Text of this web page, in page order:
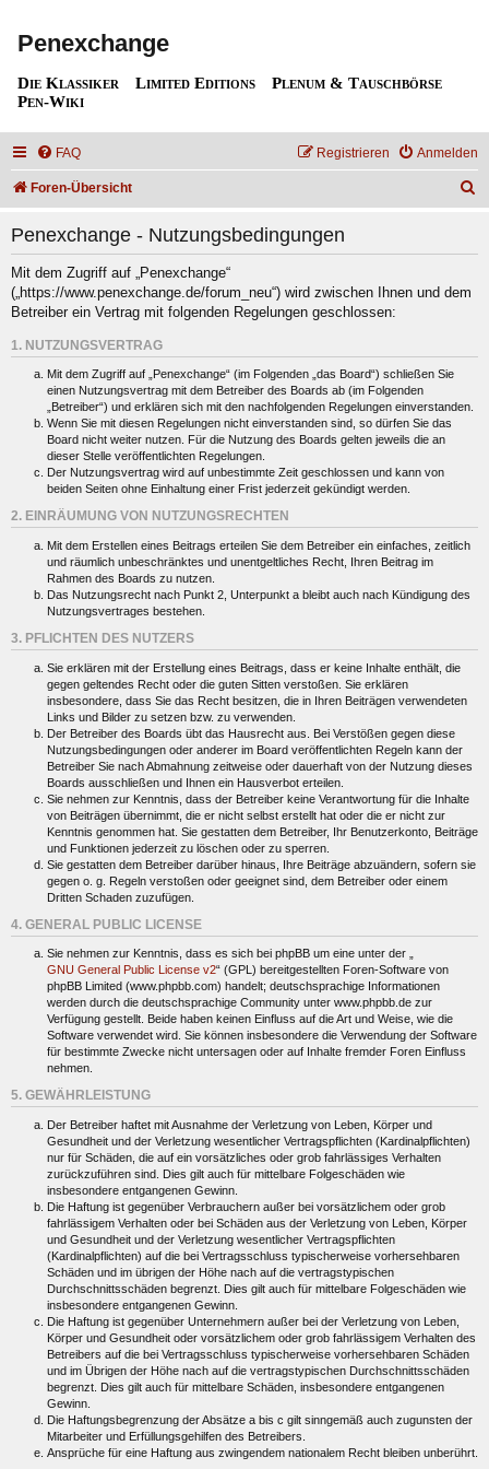
Penexchange
Die Klassiker Limited Editions
Plenum & Tauschbörse
Pen-Wiki
FAQ Anmelden
Registrieren
Foren-Übersicht
Penexchange - Nutzungsbedingungen
Mit dem Zugriff auf „Penexchange“
(„https://www.penexchange.de/forum_neu“) wird zwischen Ihnen und dem
Betreiber ein Vertrag mit folgenden Regelungen geschlossen:
1. NUTZUNGSVERTRAG
Mit dem Zugriff auf „Penexchange“ (im Folgenden „das Board“) schließen Sie
einen Nutzungsvertrag mit dem Betreiber des Boards ab (im Folgenden
„Betreiber“) und erklären sich mit den nachfolgenden Regelungen einverstanden.
Wenn Sie mit diesen Regelungen nicht einverstanden sind, so dürfen Sie das
Board nicht weiter nutzen. Für die Nutzung des Boards gelten jeweils die an
dieser Stelle veröffentlichten Regelungen.
Der Nutzungsvertrag wird auf unbestimmte Zeit geschlossen und kann von
beiden Seiten ohne Einhaltung einer Frist jederzeit gekündigt werden.
2. EINRÄUMUNG VON NUTZUNGSRECHTEN
Mit dem Erstellen eines Beitrags erteilen Sie dem Betreiber ein einfaches, zeitlich
und räumlich unbeschränktes und unentgeltliches Recht, Ihren Beitrag im
Rahmen des Boards zu nutzen.
Das Nutzungsrecht nach Punkt 2, Unterpunkt a bleibt auch nach Kündigung des
Nutzungsvertrages bestehen.
3. PFLICHTEN DES NUTZERS
Sie erklären mit der Erstellung eines Beitrags, dass er keine Inhalte enthält, die
gegen geltendes Recht oder die guten Sitten verstoßen. Sie erklären
insbesondere, dass Sie das Recht besitzen, die in Ihren Beiträgen verwendeten
Links und Bilder zu setzen bzw. zu verwenden.
Der Betreiber des Boards übt das Hausrecht aus. Bei Verstößen gegen diese
Nutzungsbedingungen oder anderer im Board veröffentlichten Regeln kann der
Betreiber Sie nach Abmahnung zeitweise oder dauerhaft von der Nutzung dieses
Boards ausschließen und Ihnen ein Hausverbot erteilen.
Sie nehmen zur Kenntnis, dass der Betreiber keine Verantwortung für die Inhalte
von Beiträgen übernimmt, die er nicht selbst erstellt hat oder die er nicht zur
Kenntnis genommen hat. Sie gestatten dem Betreiber, Ihr Benutzerkonto, Beiträge
und Funktionen jederzeit zu löschen oder zu sperren.
Sie gestatten dem Betreiber darüber hinaus, Ihre Beiträge abzuändern, sofern sie
gegen o. g. Regeln verstoßen oder geeignet sind, dem Betreiber oder einem
Dritten Schaden zuzufügen.
4. GENERAL PUBLIC LICENSE
Sie nehmen zur Kenntnis, dass es sich bei phpBB um eine unter der „
GNU General Public License v2“ (GPL) bereitgestellten Foren-Software von
phpBB Limited (www.phpbb.com) handelt; deutschsprachige Informationen
werden durch die deutschsprachige Community unter www.phpbb.de zur
Verfügung gestellt. Beide haben keinen Einfluss auf die Art und Weise, wie die
Software verwendet wird. Sie können insbesondere die Verwendung der Software
für bestimmte Zwecke nicht untersagen oder auf Inhalte fremder Foren Einfluss
nehmen.
5. GEWÄHRLEISTUNG
Der Betreiber haftet mit Ausnahme der Verletzung von Leben, Körper und
Gesundheit und der Verletzung wesentlicher Vertragspflichten (Kardinalpflichten)
nur für Schäden, die auf ein vorsätzliches oder grob fahrlässiges Verhalten
zurückzuführen sind. Dies gilt auch für mittelbare Folgeschäden wie
insbesondere entgangenen Gewinn.
Die Haftung ist gegenüber Verbrauchern außer bei vorsätzlichem oder grob
fahrlässigem Verhalten oder bei Schäden aus der Verletzung von Leben, Körper
und Gesundheit und der Verletzung wesentlicher Vertragspflichten
(Kardinalpflichten) auf die bei Vertragsschluss typischerweise vorhersehbaren
Schäden und im übrigen der Höhe nach auf die vertragstypischen
Durchschnittsschäden begrenzt. Dies gilt auch für mittelbare Folgeschäden wie
insbesondere entgangenen Gewinn.
Die Haftung ist gegenüber Unternehmern außer bei der Verletzung von Leben,
Körper und Gesundheit oder vorsätzlichem oder grob fahrlässigem Verhalten des
Betreibers auf die bei Vertragsschluss typischerweise vorhersehbaren Schäden
und im Übrigen der Höhe nach auf die vertragstypischen Durchschnittsschäden
begrenzt. Dies gilt auch für mittelbare Schäden, insbesondere entgangenen
Gewinn.
Die Haftungsbegrenzung der Absätze a bis c gilt sinngemäß auch zugunsten der
Mitarbeiter und Erfüllungsgehilfen des Betreibers.
Ansprüche für eine Haftung aus zwingendem nationalem Recht bleiben unberührt.